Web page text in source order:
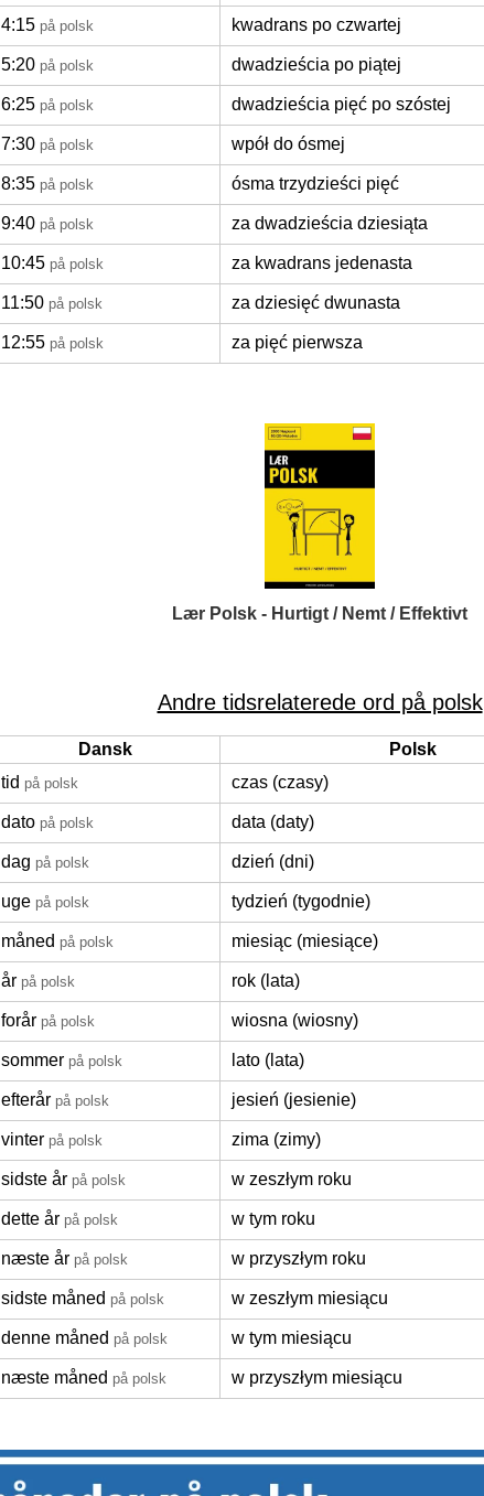
4:15 på polsk kwadrans po czwartej
5:20 på polsk dwadzieścia po piątej
6:25 på polsk dwadzieścia pięć po szóstej
7:30 på polsk wpół do ósmej
8:35 på polsk ósma trzydzieści pięć
9:40 på polsk za dwadzieścia dziesiąta
10:45 på polsk za kwadrans jedenasta
11:50 på polsk za dziesięć dwunasta
12:55 på polsk za pięć pierwsza
Lær Polsk - Hurtigt / Nemt / Effektivt
Andre tidsrelaterede ord på polsk
Dansk
Polsk
tid på polsk czas (czasy)
dato på polsk data (daty)
dag på polsk dzień (dni)
uge på polsk tydzień (tygodnie)
måned på polsk miesiąc (miesiące)
år på polsk rok (lata)
forår på polsk wiosna (wiosny)
sommer på polsk lato (lata)
efterår på polsk jesień (jesienie)
vinter på polsk zima (zimy)
sidste år på polsk w zeszłym roku
dette år på polsk w tym roku
næste år på polsk w przyszłym roku
sidste måned på polsk w zeszłym miesiącu
denne måned på polsk w tym miesiącu
næste måned på polsk w przyszłym miesiącu